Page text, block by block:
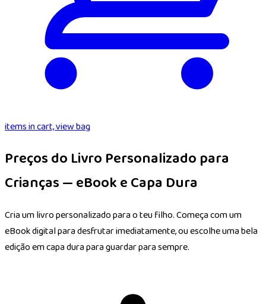
items in cart, view bag
Preços do Livro Personalizado para
Crianças — eBook e Capa Dura
Cria um livro personalizado para o teu filho. Começa com um
eBook digital para desfrutar imediatamente, ou escolhe uma bela
edição em capa dura para guardar para sempre.